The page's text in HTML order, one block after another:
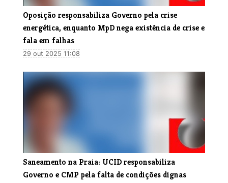
Oposição responsabiliza Governo pela crise
energética, enquanto MpD nega existência de crise e
fala em falhas
29 out 2025 11:08
Saneamento na Praia: UCID responsabiliza
Governo e CMP pela falta de condições dignas